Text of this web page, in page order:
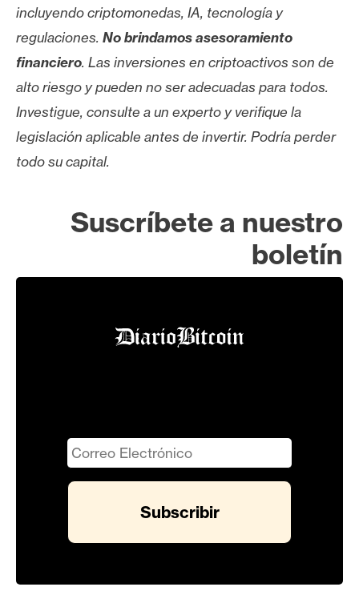
incluyendo criptomonedas, IA, tecnología y
regulaciones. No brindamos asesoramiento
financiero. Las inversiones en criptoactivos son de
alto riesgo y pueden no ser adecuadas para todos.
Investigue, consulte a un experto y verifique la
legislación aplicable antes de invertir. Podría perder
todo su capital.
Suscríbete a nuestro
boletín